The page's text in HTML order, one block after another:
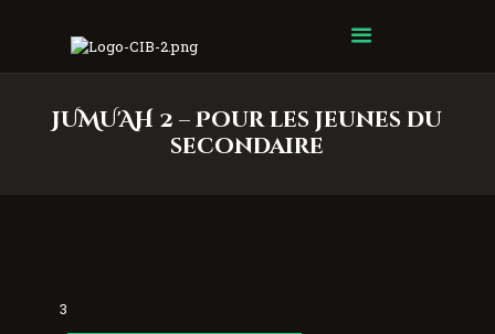
JUMU'AH 2 – Pour les jeunes du
secondaire
Centre Islamique Badr
3